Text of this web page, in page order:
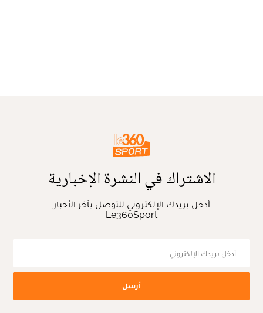
الاشتراك في النشرة الإخبارية
أدخل بريدك الإلكتروني للتوصل بآخر الأخبار
Le360Sport
أرسل